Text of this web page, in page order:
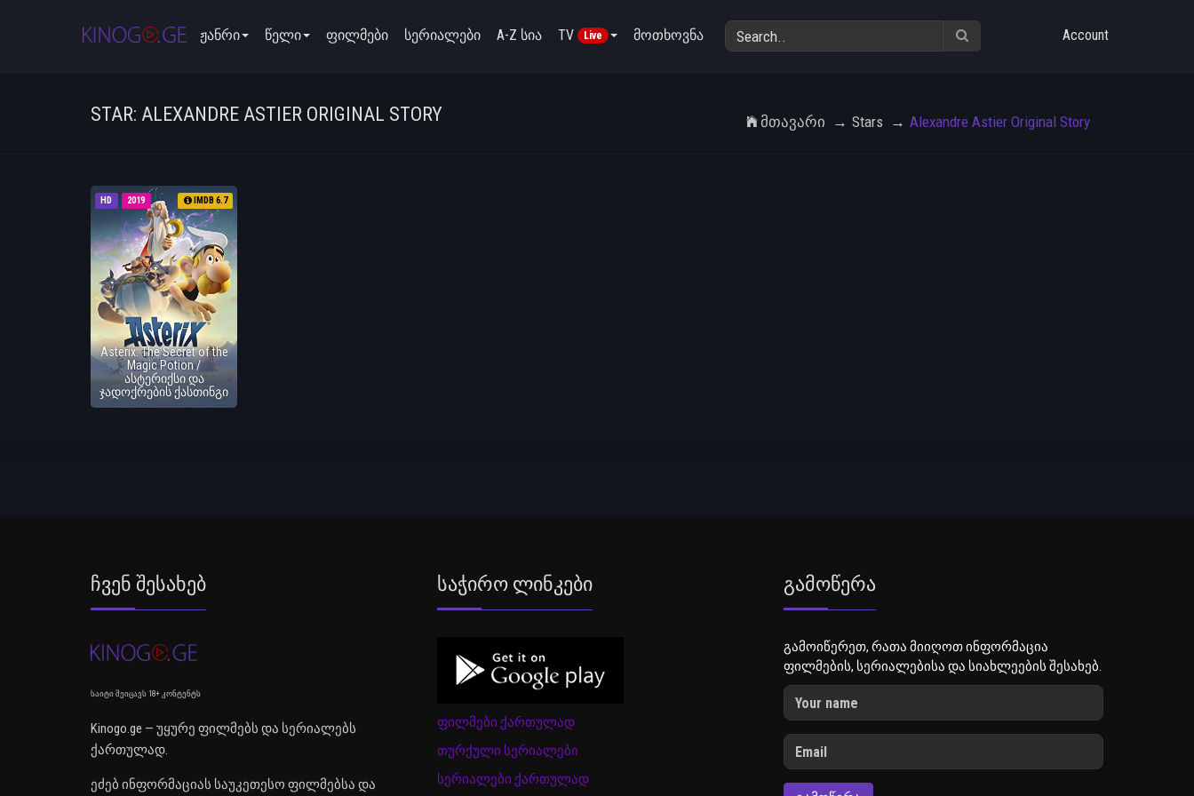
ჟანრი წელი ფილმები სერიალები A-Z სია TV Live მოთხოვნა Account
STAR: ALEXANDRE ASTIER ORIGINAL STORY Მთავარი Stars Alexandre Astier Original Story
HD 2019 IMDB 6.7
Asterix: The Secret of the
Magic Potion /
ასტერიქსი და
ჯადოქრების ქასთინგი
Ჩვენ Შესახებ
საიტი შეიცავს 18+ კონტენტს
Kinogo.ge — უყურე ფილმებს და სერიალებს
ქართულად.
ეძებ ინფორმაციას საუკეთესო ფილმებსა და
Საჭირო Ლინკები
ფილმები ქართულად
თურქული სერიალები
სერიალები ქართულად
Გამოწერა
გამოიწერეთ, რათა მიიღოთ ინფორმაცია
ფილმების, სერიალებისა და სიახლეების შესახებ.